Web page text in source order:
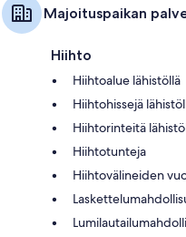
Majoituspaikan
Hiihto
Hiihtoalue lähistöllä
Hiihtohissejä
Hiihtorinteitä
Hiihtotunteja
Hiihtovälineiden